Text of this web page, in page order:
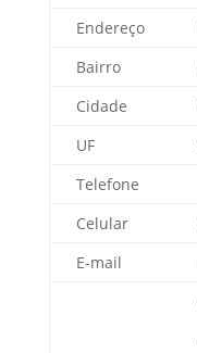
Endereço
Bairro
Cidade
UF
Telefone
Celular
E-mail